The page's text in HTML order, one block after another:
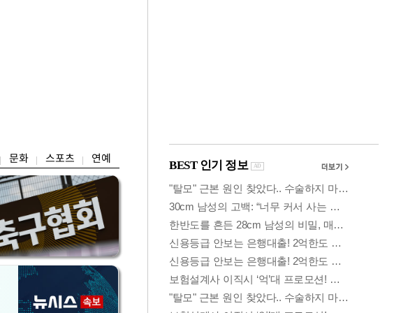
문화 스포츠 연예